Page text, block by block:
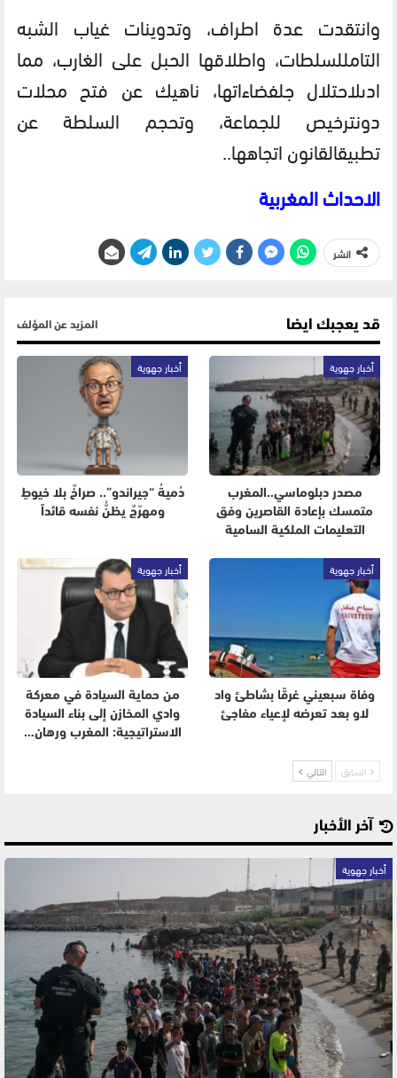
وانتقدت عدة اطراف، وتدوينات غياب الشبه
التامللسلطات، واطلاقها الحبل على الغارب، مما
ادىلاحتلال جلفضاءاتها، ناهيك عن فتح محلات
دونترخيص للجماعة، وتحجم السلطة
عن
تطبيقالقانوناتجاهها..
الاحداث المغربية
انشر
قد يعجبك ايضا المزيد عن المؤلف
أخبار جهوية
مصدر دبلوماسي..المغرب
متمسك بإعادة القاصرين وفق
التعليمات الملكية السامية
أخبار جهوية
دُميةُ “جيراندو”.. صراخٌ بلا خيوطٍ
ومهرّجٌ يظنُّ نفسه قائداً
أخبار جهوية
وفاة سبعيني غرقًا بشاطئ واد
لاو بعد تعرضه لإعياء مفاجئ
أخبار جهوية
من حماية السيادة في معركة
وادي المخازن إلى بناء السيادة
الاستراتيجية: المغرب ورهان…
السابق التالي
آخر الأخبار
أخبار جهوية